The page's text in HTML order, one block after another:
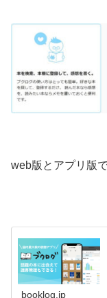
web版とアプリ版
booklog.jp